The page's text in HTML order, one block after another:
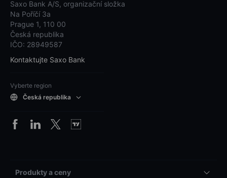
Saxo Bank A/S, organizační složka
Na Poříčí 3a
Prague 1, 110 00
Česká republika
IČO: 28949587
Kontaktujte Saxo Bank
Vyberte region
Česká republika
Produkty a ceny